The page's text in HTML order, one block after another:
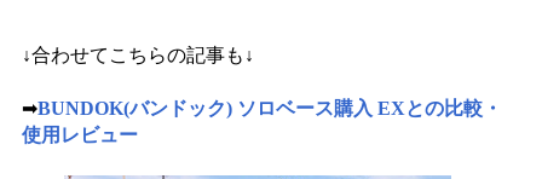
↓合わせてこちらの記事も↓
➡BUNDOK(バンドック) ソロベース購入 EXとの比較・
使用レビュー